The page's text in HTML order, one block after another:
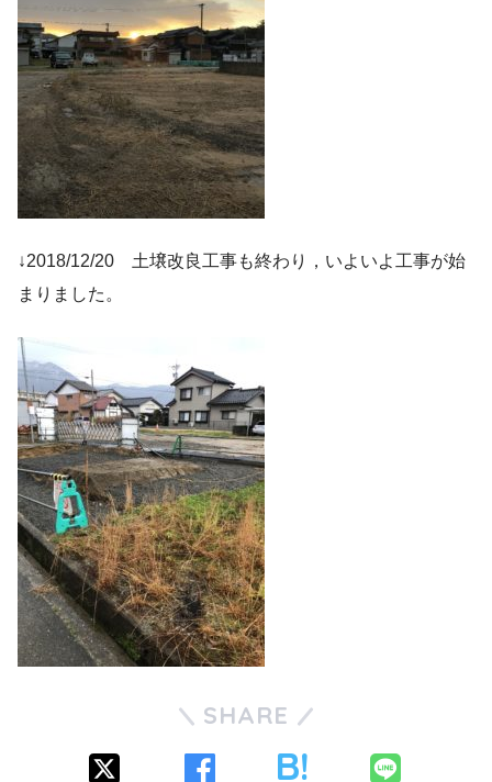
↓2018/12/20 土壌改良工事も終わり，いよいよ工事が始
まりました。
SHARE